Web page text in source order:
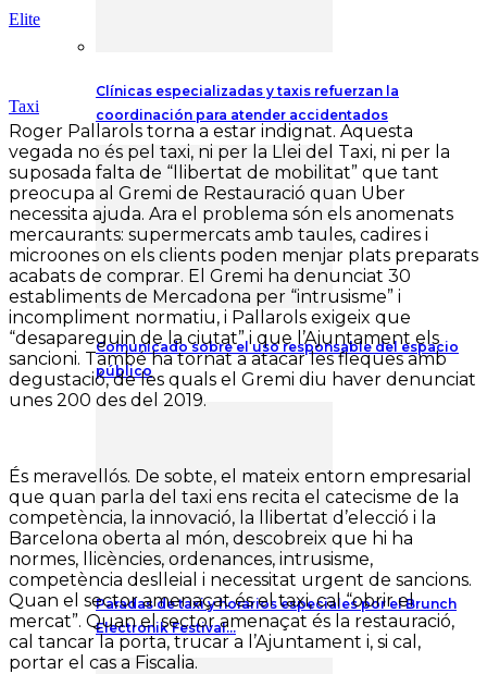
Elite
Taxi
Clínicas especializadas y taxis refuerzan la
coordinación para atender accidentados
Comunicado sobre el uso responsable del espacio
público
Paradas de taxi y horarios especiales por el Brunch
Electronik Festival…
Roger Pallarols torna a estar indignat. Aquesta
vegada no és pel taxi, ni per la Llei del Taxi, ni per la
suposada falta de “llibertat de mobilitat” que tant
preocupa al Gremi de Restauració quan Uber
necessita ajuda. Ara el problema són els anomenats
mercaurants: supermercats amb taules, cadires i
microones on els clients poden menjar plats preparats
acabats de comprar. El Gremi ha denunciat 30
establiments de Mercadona per “intrusisme” i
incompliment normatiu, i Pallarols exigeix que
“desapareguin de la ciutat” i que l’Ajuntament els
sancioni. També ha tornat a atacar les fleques amb
degustació, de les quals el Gremi diu haver denunciat
unes 200 des del 2019.
És meravellós. De sobte, el mateix entorn empresarial
que quan parla del taxi ens recita el catecisme de la
competència, la innovació, la llibertat d’elecció i la
Barcelona oberta al món, descobreix que hi ha
normes, llicències, ordenances, intrusisme,
competència deslleial i necessitat urgent de sancions.
Quan el sector amenaçat és el taxi, cal “obrir el
mercat”. Quan el sector amenaçat és la restauració,
cal tancar la porta, trucar a l’Ajuntament i, si cal,
portar el cas a Fiscalia.